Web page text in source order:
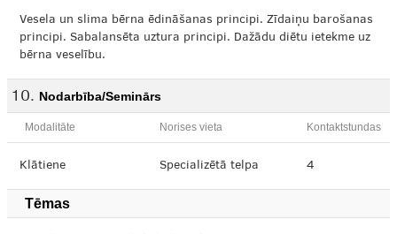
Vesela un slima bērna ēdināšanas principi. Zīdaiņu barošanas
principi. Sabalansēta uztura principi. Dažādu diētu ietekme uz
bērna veselību.
Nodarbība/Seminārs
Modalitāte Norises vieta Kontaktstundas
Klātiene Specializētā telpa 4
Tēmas